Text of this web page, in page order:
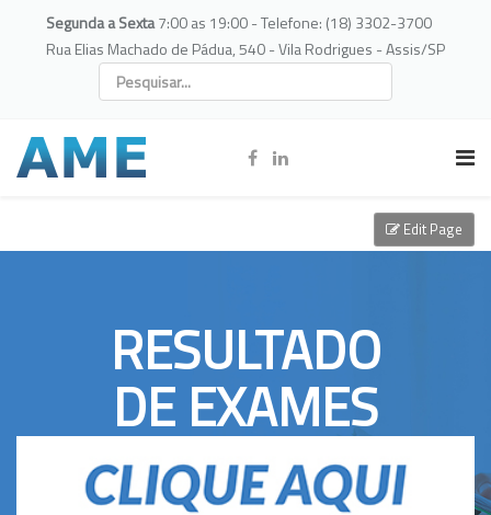
Segunda a Sexta7:00 as 19:00 - Telefone: (18) 3302-3700
Rua Elias Machado de Pádua, 540 - Vila Rodrigues - Assis/SP
RESULTADO
DE EXAMES
Edit Page